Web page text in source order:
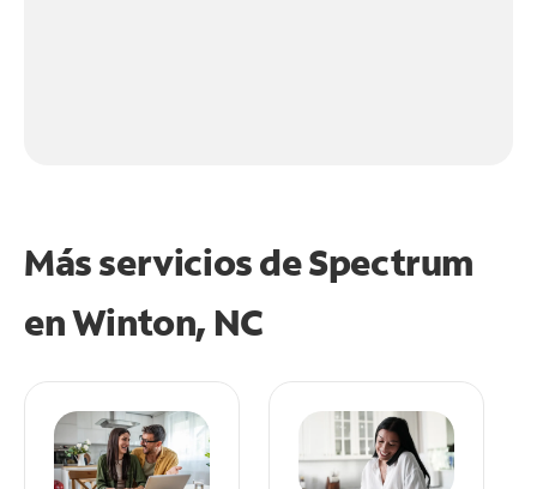
Más servicios de Spectrum
enWinton, NC